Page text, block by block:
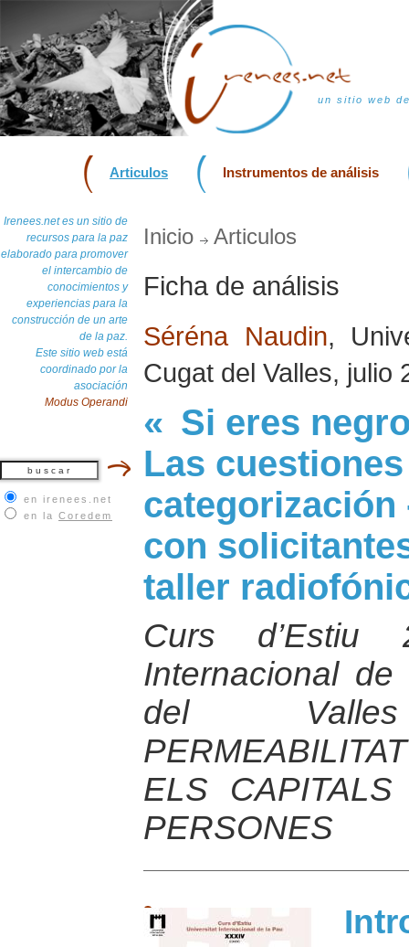
un sitio web
Articulos Instrumentos de análisis
Irenees.net es un sitio de
recursos para la paz
elaborado para promover
el intercambio de
conocimientos y
experiencias para la
construcción de un arte
de la paz.
Este sitio web está
coordinado por la
asociación
Modus Operandi
en irenees.net
en la Coredem
Inicio Articulos
Ficha de análisis
Séréna Naudin,
Cugat del Valles, julio
« Si eres
Las
categorización
con
taller
Curs d’Estiu
Internacional
del Valles
ELS
PERSONES